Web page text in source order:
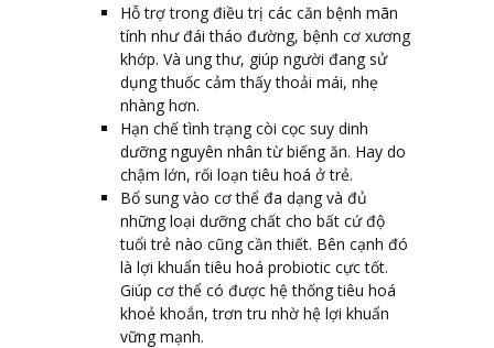
Hỗ trợ trong điều trị các căn bệnh mãn
tính như đái tháo đường, bệnh cơ xương
khớp. Và ung thư, giúp người đang sử
dụng thuốc cảm thấy thoải mái, nhẹ
nhàng hơn.
Hạn chế tình trạng còi cọc suy dinh
dưỡng nguyên nhân từ biếng ăn. Hay do
chậm lớn, rối loạn tiêu hoá ở trẻ.
Bổ sung vào cơ thể đa dạng và đủ
những loại dưỡng chất cho bất cứ độ
tuổi trẻ nào cũng cần thiết. Bên cạnh đó
là lợi khuẩn tiêu hoá probiotic cực tốt.
Giúp cơ thể có được hệ thống tiêu hoá
khoẻ khoắn, trơn tru nhờ hệ lợi khuẩn
vững mạnh.